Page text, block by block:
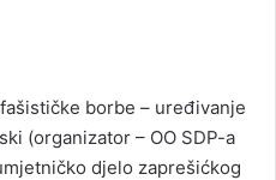
borbe – uređivanje
(organizator – OO SDP-a
djelo zaprešićkog